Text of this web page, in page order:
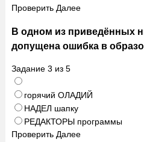
Проверить Далее
В одном из приведённых
допущена ошибка в
Задание 3 из 5
горячий ОЛАДИЙ
НАДЕЛ шапку
РЕДАКТОРЫ программы
Проверить Далее